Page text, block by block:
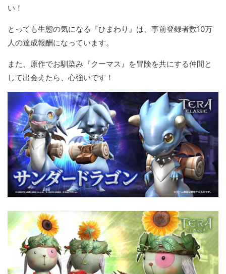
い！
とっても生態の気になる『ひまわり』は、事前登録者数10万
人の達成報酬になっています。
また、原作でお馴染み『クーマス』を冒険を共にする仲間と
して出会えたら、心強いです！